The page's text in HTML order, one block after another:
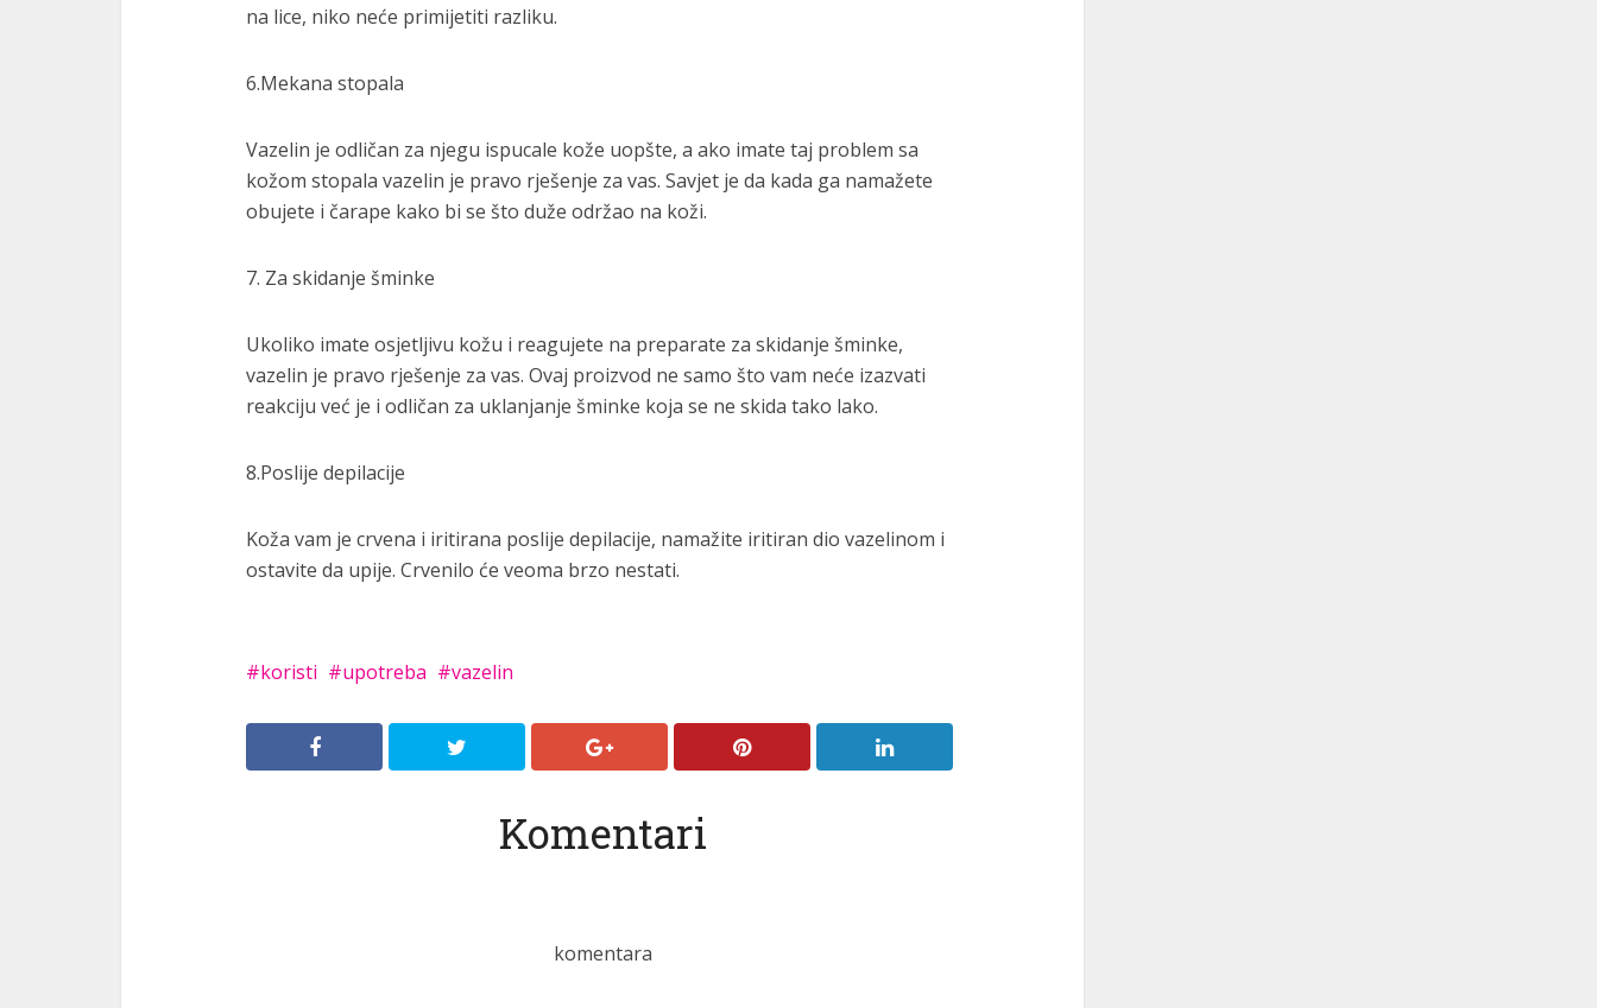
na lice, niko neće primijetiti razliku.
6.Mekana stopala
Vazelin je odličan za njegu ispucale kože uopšte, a ako imate taj problem sa
kožom stopala vazelin je pravo rješenje za vas. Savjet je da kada ga namažete
obujete i čarape kako bi se što duže održao na koži.
7. Za skidanje šminke
Ukoliko imate osjetljivu kožu i reagujete na preparate za skidanje šminke,
vazelin je pravo rješenje za vas. Ovaj proizvod ne samo što vam neće izazvati
reakciju već je i odličan za uklanjanje šminke koja se ne skida tako lako.
8.Poslije depilacije
Koža vam je crvena i iritirana poslije depilacije, namažite iritiran dio vazelinom i
ostavite da upije. Crvenilo će veoma brzo nestati.
koristi upotreba vazelin
Komentari
komentara